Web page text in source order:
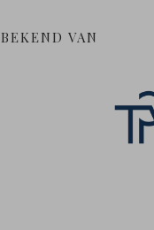
BEKEND VAN